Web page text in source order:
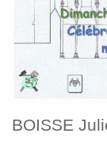
BOISSE